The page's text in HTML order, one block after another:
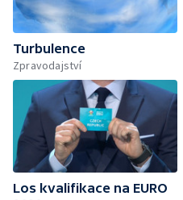
Turbulence
Zpravodajství
Los kvalifikace na EURO